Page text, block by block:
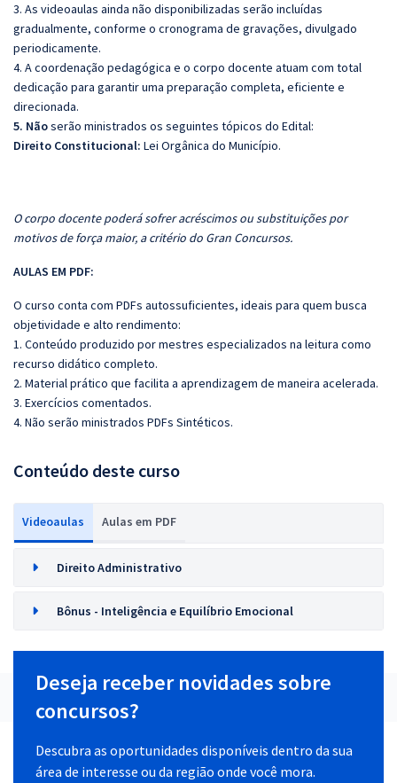
3. As videoaulas ainda não disponibilizadas serão incluídas
gradualmente, conforme o cronograma de gravações, divulgado
periodicamente.
4. A coordenação pedagógica e o corpo docente atuam com total
dedicação para garantir uma preparação completa, eficiente e
direcionada.
5. Nãoserão ministrados os seguintes tópicos do Edital:
Direito Constitucional: Lei Orgânica do Município.
O corpo docente poderá sofrer acréscimos ou substituições por
motivos de força maior, a critério do Gran Concursos.
AULAS EM PDF:
O curso conta com PDFs autossuficientes, ideais para quem busca
objetividade e alto rendimento:
1. Conteúdo produzido por mestres especializados na leitura como
recurso didático completo.
2. Material prático que facilita a aprendizagem de maneira acelerada.
3. Exercícios comentados.
4. Não serão ministrados PDFs Sintéticos.
Conteúdo deste curso
Videoaulas Aulas em PDF
Direito Administrativo
Bônus - Inteligência e Equilíbrio Emocional
Deseja receber novidades sobre
concursos?
Descubra as oportunidades disponíveis dentro da sua
área de interesse ou da região onde você mora.